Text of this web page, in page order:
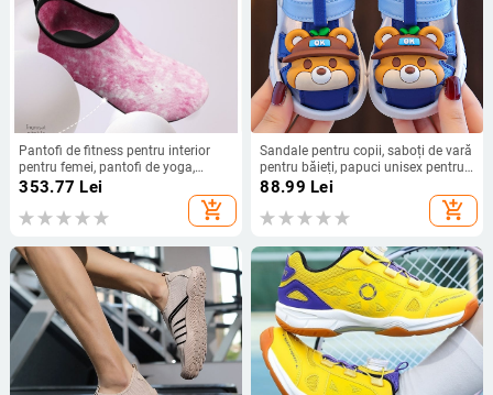
Pantofi de fitness pentru interior
pentru femei, pantofi de yoga,
antiderapant, silențioși, talpă
moale, pentru uz acasă și pe plajă
353.77 Lei
add_shopping_cart
Sandale pentru copii, saboți de vară
pentru băieți, papuci unisex pentru
bebeluși, antiderapanți, compatibili
cu scutece, pantofi de plajă cu
vârful închis
88.99 Lei
add_shopping_cart